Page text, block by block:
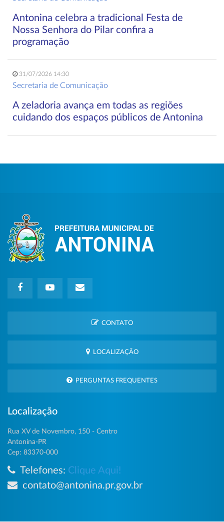
Antonina celebra a tradicional Festa de
Nossa Senhora do Pilar confira a
programação
31/07/2026 14:30
Secretaria de Comunicação
A zeladoria avança em todas as regiões
cuidando dos espaços públicos de Antonina
CONTATO
LOCALIZAÇÃO
PERGUNTAS FREQUENTES
Localização
Rua XV de Novembro, 150 - Centro
Antonina-PR
Cep: 83370-000
Telefones: Clique Aqui!
contato@antonina.pr.gov.br